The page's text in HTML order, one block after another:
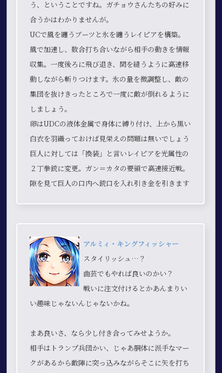
う、ということですね。ガチョウさんたちの好みに
合うかはわかりませんが。
UCで風を纏うブーツと氷を纏うレイピアを構築。
風で加速し、数合打ち合いながら相手の動きを情報
収集。一度後ろに飛び退き、間を縫うように高速移
動しながら斬りつけます。氷の量を微調整し、敵の
集団を抜けきったところで一度に敵が倒れるように
しましょう。
卵はUDCの液体金属で身体に縛り付け、上から黒い
白衣を羽織っておけば見栄えの問題は無いでしょう
巨人に対しては「換装」と言いレイピアを光属性の
２丁拳銃に変更。ガン＝カタの要領で高速接近戦。
隙を見て巨人の口内へ銃口を入れ引き金を引きます
アルミィ・キングフィッシャー
スタイリッシュ…？
曲芸でもやれば良いのかい？
戦いに注文付けるとかあんまりい
い趣味じゃないんじゃないかね。
まあ良いさ、なら少し付き合ってみせようか。
相手はトランプ兵団かい、じゃあ胴体に派手なマー
クがあるから敵陣に突っ込みながらそこに矢を打ち